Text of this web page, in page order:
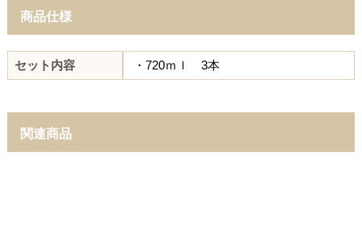
商品仕様
セット内容 ・720ｍｌ 3本
関連商品